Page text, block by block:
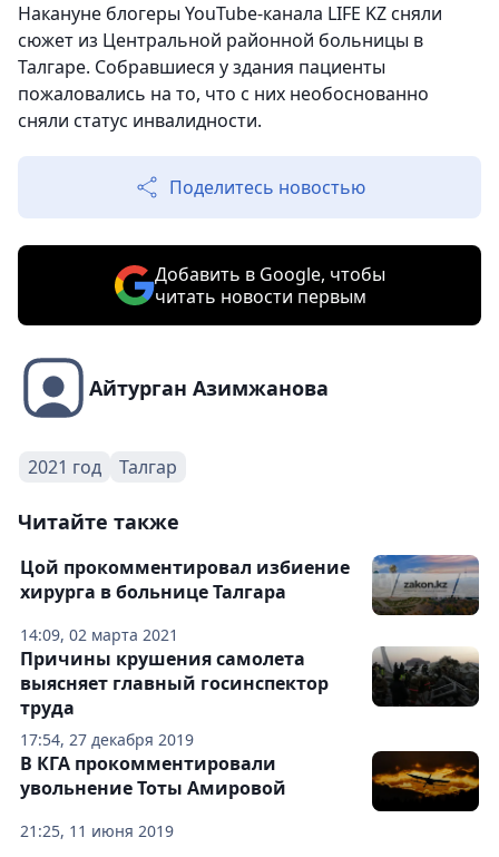
Накануне блогеры YouTube-канала LIFE KZ сняли
сюжет из Центральной районной больницы в
Талгаре. Собравшиеся у здания пациенты
пожаловались на то, что с них необоснованно
сняли статус инвалидности.
Поделитесь новостью
Добавить в Google, чтобы
читать новости первым
Айтурган Азимжанова
2021 год Талгар
Читайте также
14:09, 02 марта 2021
Цой прокомментировал избиение
хирурга в больнице Талгара
17:54, 27 декабря 2019
Причины крушения самолета
выясняет главный госинспектор
труда
21:25, 11 июня 2019
В КГА прокомментировали
увольнение Тоты Амировой